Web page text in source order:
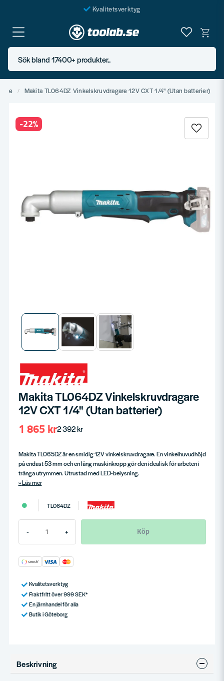
Kvalitetsverktyg
Fraktfritt över 999 SEK*
En järnhandel för alla
Butik i Göteborg
Sök bland 17400+ produkter..
Makita TL064DZ Vinkelskruvdragare 12V CXT 1/4" (Utan batterier)
-22%
Makita TL064DZ Vinkelskruvdragare
12V CXT 1/4" (Utan batterier)
2 392 kr
1 865 kr
Makita TL065DZ är en smidig 12V vinkelskruvdragare. En vinkelhuvudhöjd
på endast 53 mm och en lång maskinkropp gör den idealisk för arbeten i
trånga utrymmen. Utrustad med LED-belysning.
Läs mer
TL064DZ
- + Köp
Kvalitetsverktyg
Fraktfritt över 999 SEK*
En järnhandel för alla
Butik i Göteborg
Beskrivning